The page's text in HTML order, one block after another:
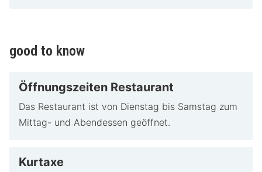
good to know
Öffnungszeiten Restaurant
Das Restaurant ist von Dienstag bis Samstag zum
Mittag- und Abendessen geöffnet.
Kurtaxe